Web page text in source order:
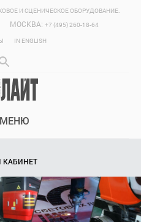
И СЦЕНИЧЕСКОЕ ОБОРУДОВАНИЕ.
МОСКВА: +7 (495) 260-18-64
IN ENGLISH
МЕНЮ